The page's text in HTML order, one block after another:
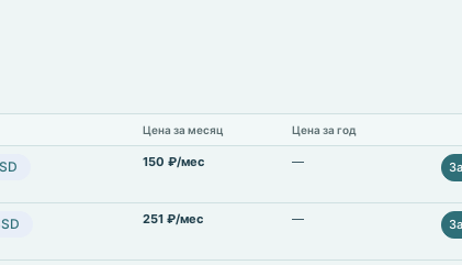
Цена за месяц Цена за год
150 ₽/мес —
251 ₽/мес —